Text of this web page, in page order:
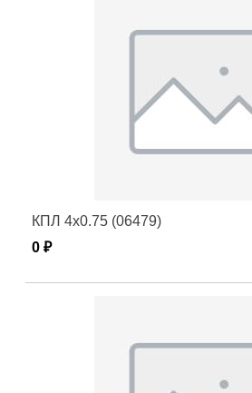
КПЛ 4х0.75 (06479)
0 ₽